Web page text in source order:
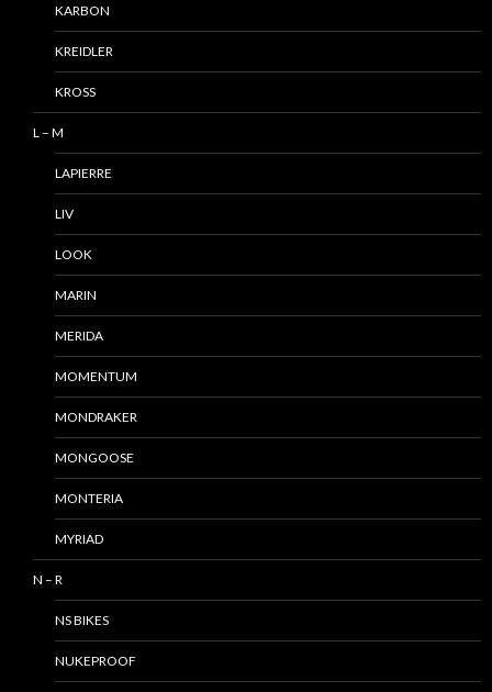
KARBON
KREIDLER
KROSS
L – M
LAPIERRE
LIV
LOOK
MARIN
MERIDA
MOMENTUM
MONDRAKER
MONGOOSE
MONTERIA
MYRIAD
N – R
NS BIKES
NUKEPROOF